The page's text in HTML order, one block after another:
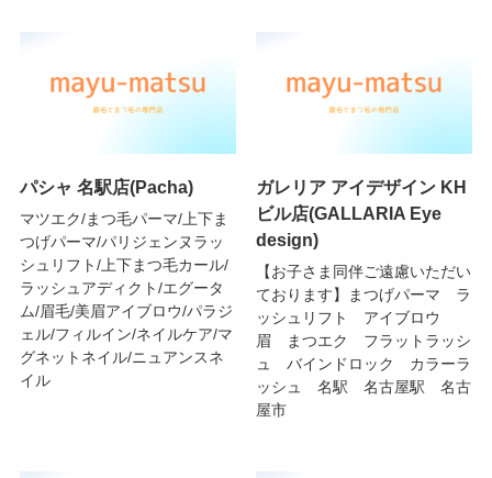
パシャ 名駅店(Pacha)
マツエク/まつ毛パーマ/上下ま
つげパーマ/パリジェンヌラッ
シュリフト/上下まつ毛カール/
ラッシュアディクト/エグータ
ム/眉毛/美眉アイブロウ/パラジ
ェル/フィルイン/ネイルケア/マ
グネットネイル/ニュアンスネ
イル
ガレリア アイデザイン KH
ビル店(GALLARIA Eye
design)
【お子さま同伴ご遠慮いただい
ております】まつげパーマ ラ
ッシュリフト アイブロウ
眉 まつエク フラットラッシ
ュ バインドロック カラーラ
ッシュ 名駅 名古屋駅 名古
屋市